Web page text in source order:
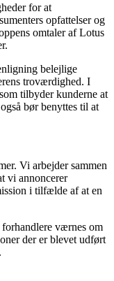
for at
opfattelser og
omtaler af Lotus
belejlige
troværdighed. I
tilbyder kunderne at
bør benyttes til at
Vi arbejder sammen
vi annoncerer
i tilfælde af at en
værnes om
der er blevet udført